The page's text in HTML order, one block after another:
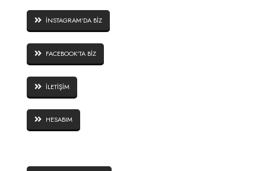
İNSTAGRAM'DA BİZ
FACEBOOK'TA BİZ
İLETİŞİM
HESABIM